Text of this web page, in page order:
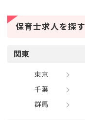
保育士求人を探す
関東
東京
千葉
群馬